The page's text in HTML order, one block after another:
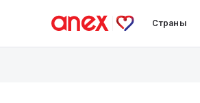
Страны